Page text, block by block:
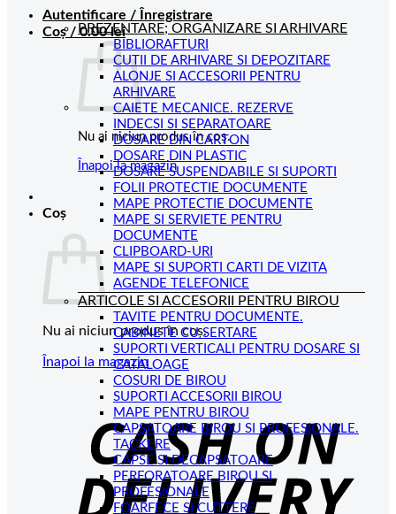
Autentificare / Înregistrare
Coș /0.00lei
Nu ai niciun produs în coș.
Înapoi la magazin
Coș
Nu ai niciun produs în coș.
Înapoi la magazin
PREZENTARE; ORGANIZARE SI ARHIVARE
BIBLIORAFTURI
CUTII DE ARHIVARE SI DEPOZITARE
ALONJE SI ACCESORII PENTRU
ARHIVARE
CAIETE MECANICE. REZERVE
INDECSI SI SEPARATOARE
DOSARE DIN CARTON
DOSARE DIN PLASTIC
DOSARE SUSPENDABILE SI SUPORTI
FOLII PROTECTIE DOCUMENTE
MAPE PROTECTIE DOCUMENTE
MAPE SI SERVIETE PENTRU
DOCUMENTE
CLIPBOARD-URI
MAPE SI SUPORTI CARTI DE VIZITA
AGENDE TELEFONICE
ARTICOLE SI ACCESORII PENTRU BIROU
TAVITE PENTRU DOCUMENTE.
CABINETE CU SERTARE
SUPORTI VERTICALI PENTRU DOSARE SI
CATALOAGE
COSURI DE BIROU
SUPORTI ACCESORII BIROU
MAPE PENTRU BIROU
CAPSATOARE BIROU SI PROFESIONALE.
TACKERE
CAPSE SI DECAPSATOARE
PERFORATOARE BIROU SI
PROFESIONALE
FOARFECE SI CUTTERE